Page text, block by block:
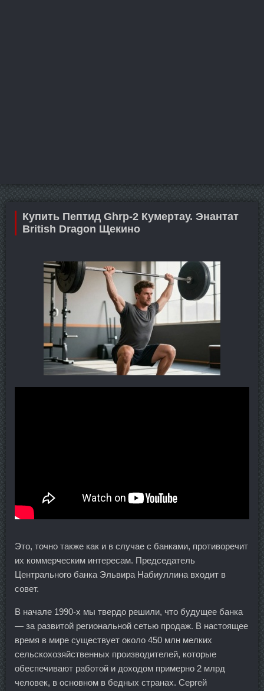
Купить Пептид Ghrp-2 Кумертау. Энантат
British Dragon Щекино
Это, точно также как и в случае с банками, противоречит
их коммерческим интересам. Председатель
Центрального банка Эльвира Набиуллина входит в
совет.
В начале 1990-х мы твердо решили, что будущее банка
— за развитой региональной сетью продаж. В настоящее
время в мире существует около 450 млн мелких
сельскохозяйственных производителей, которые
обеспечивают работой и доходом примерно 2 млрд
человек, в основном в бедных странах. Сергей